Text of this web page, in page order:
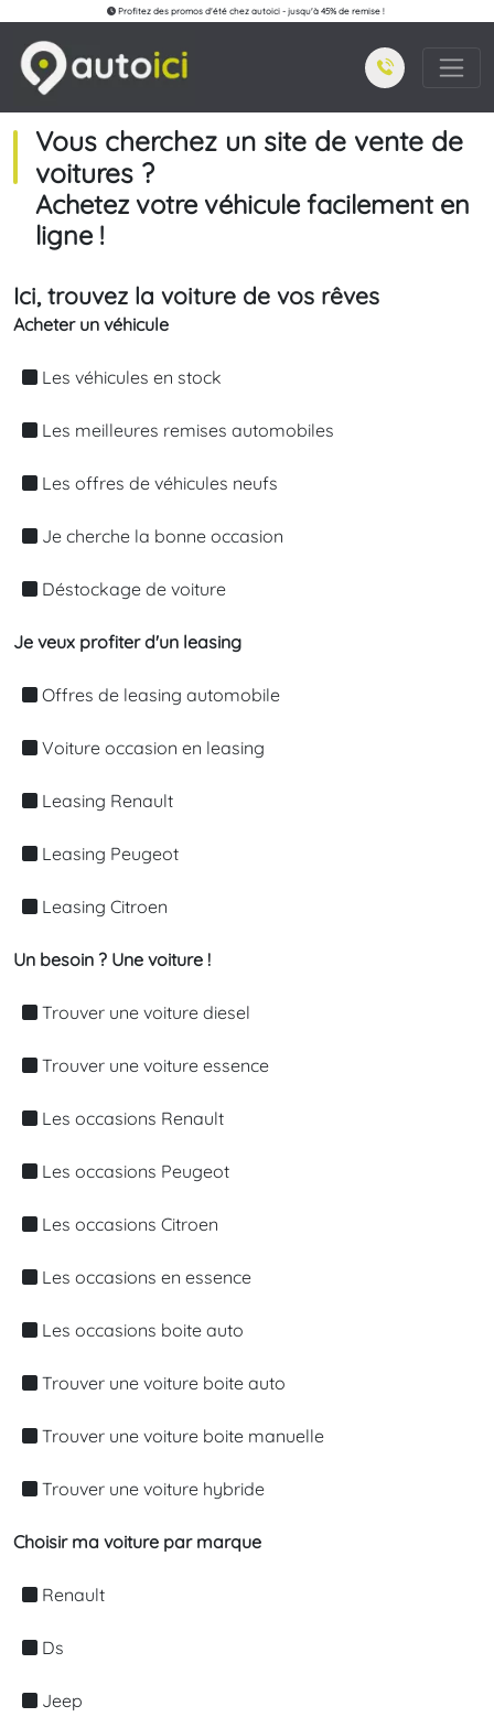
Profitez des promos d'été chez autoici - jusqu'à 45% de remise !
Vous cherchez un site de vente de
voitures ?
Achetez votre véhicule facilement en
ligne !
Ici, trouvez la voiture de vos rêves
Acheter un véhicule
Les véhicules en stock
Les meilleures remises automobiles
Les offres de véhicules neufs
Je cherche la bonne occasion
Déstockage de voiture
Je veux profiter d'un leasing
Offres de leasing automobile
Voiture occasion en leasing
Leasing Renault
Leasing Peugeot
Leasing Citroen
Un besoin ? Une voiture !
Trouver une voiture diesel
Trouver une voiture essence
Les occasions Renault
Les occasions Peugeot
Les occasions Citroen
Les occasions en essence
Les occasions boite auto
Trouver une voiture boite auto
Trouver une voiture boite manuelle
Trouver une voiture hybride
Choisir ma voiture par marque
Renault
Ds
Jeep